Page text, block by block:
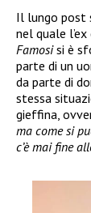
Il lungo post
nel quale
Famosisi è
parte di un
da parte di
stessa
gieffina,
ma come si
c’è mai fine